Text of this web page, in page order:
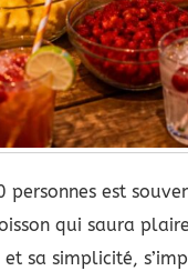
personnes est
qui saura
sa simplicité,